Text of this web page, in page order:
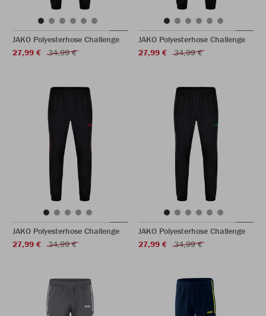
JAKO Polyesterhose Challenge
27,99 €
34,99 €
JAKO Polyesterhose Challenge
27,99 €
34,99 €
JAKO Polyesterhose Challenge
27,99 €
34,99 €
JAKO Polyesterhose Challenge
27,99 €
34,99 €